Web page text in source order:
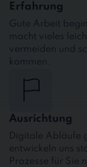
Erfahrung
Gute Arbeit
macht vieles
vermeiden und
kommen.
Ausrichtung
Digitale Abläufe
entwickeln uns
Prozesse für Sie